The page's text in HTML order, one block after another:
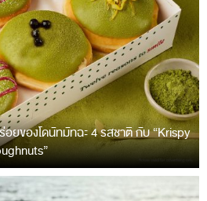
ยของโดนัทมัทฉะ 4 รสชาติ กับ “Krispy